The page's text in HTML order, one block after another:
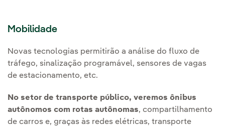
Mobilidade
Novas tecnologias permitirão a análise do fluxo de
tráfego, sinalização programável, sensores de vagas
de estacionamento, etc.
No setor de transporte público, veremos ônibus
autônomos com rotas autônomas, compartilhamento
de carros e, graças às redes elétricas, transporte